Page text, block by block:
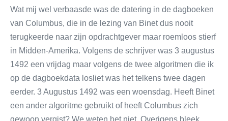
Wat mij wel verbaasde was de datering in de dagboeken
van Columbus, die in de lezing van Binet dus nooit
terugkeerde naar zijn opdrachtgever maar roemloos stierf
in Midden-Amerika. Volgens de schrijver was 3 augustus
1492 een vrijdag maar volgens de twee algoritmen die ik
op de dagboekdata losliet was het telkens twee dagen
eerder. 3 Augustus 1492 was een woensdag. Heeft Binet
een ander algoritme gebruikt of heeft Columbus zich
gewoon vergist? We weten het niet. Overigens bleek